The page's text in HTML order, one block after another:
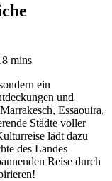
mins
ein
und
Essaouira,
Städte voller
lädt dazu
des Landes
Reise durch